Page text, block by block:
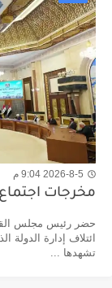
2026-8-5 9:04 م
مخرجات اجتماع
حضر رئيس مجلس
ائتلاف إدارة
تشهدها ...